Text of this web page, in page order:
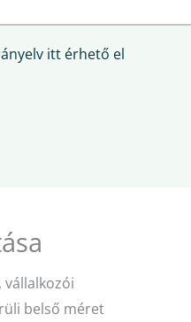
itt érhető el
vállalkozói
belső méret